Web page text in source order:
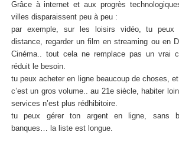
Grâce à internet et aux progrès
villes disparaissent peu à peu :
par exemple, sur les loisirs vidéo, tu peux
distance, regarder un film en streaming ou en
Cinéma.. tout cela ne remplace pas un vrai
réduit le besoin.
tu peux acheter en ligne beaucoup de choses,
c’est un gros volume.. au 21e siècle, habiter
services n’est plus rédhibitoire.
tu peux gérer ton argent en ligne, sans
banques… la liste est longue.